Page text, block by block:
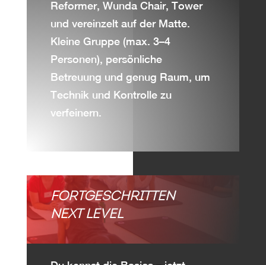
Reformer, Wunda Chair, Tower
und vereinzelt auf der Matte.
Kleine Gruppe (max. 3–4
Personen), persönliche
Betreuung und genug Raum, um
Technik und Kontrolle zu
verfeinern.
FORTGESCHRITTEN
NEXT LEVEL